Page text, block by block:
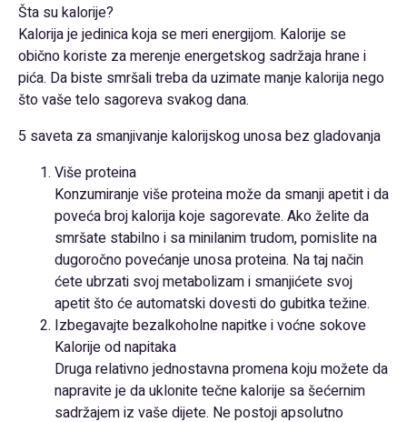
Šta su kalorije?
Kalorija je jedinica koja se meri energijom. Kalorije se
obično koriste za merenje energetskog sadržaja hrane i
pića. Da biste smršali treba da uzimate manje kalorija nego
što vaše telo sagoreva svakog dana.
5 saveta za smanjivanje kalorijskog unosa bez gladovanja
Više proteina
Konzumiranje više proteina može da smanji apetit i da
poveća broj kalorija koje sagorevate. Ako želite da
smršate stabilno i sa minilanim trudom, pomislite na
dugoročno povećanje unosa proteina. Na taj način
ćete ubrzati svoj metabolizam i smanjićete svoj
apetit što će automatski dovesti do gubitka težine.
Izbegavajte bezalkoholne napitke i voćne sokove
Kalorije od napitaka
Druga relativno jednostavna promena koju možete da
napravite je da uklonite tečne kalorije sa šećernim
sadržajem iz vaše dijete. Ne postoji apsolutno